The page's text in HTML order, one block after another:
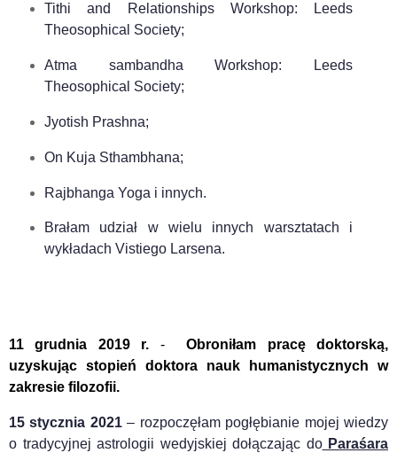
Tithi and Relationships Workshop: Leeds
Theosophical Society;
Atma sambandha Workshop: Leeds
Theosophical Society;
Jyotish Prashna;
On Kuja Sthambhana;
Rajbhanga Yoga i innych.
Brałam udział w wielu innych warsztatach i
wykładach Vistiego Larsena.
11 grudnia 2019 r. -Obroniłam pracę doktorską,
uzyskując stopień doktora nauk humanistycznych w
zakresie filozofii.
15 stycznia 2021– rozpoczęłam pogłębianie mojej wiedzy
o tradycyjnej astrologii wedyjskiej dołączając do Paraśara